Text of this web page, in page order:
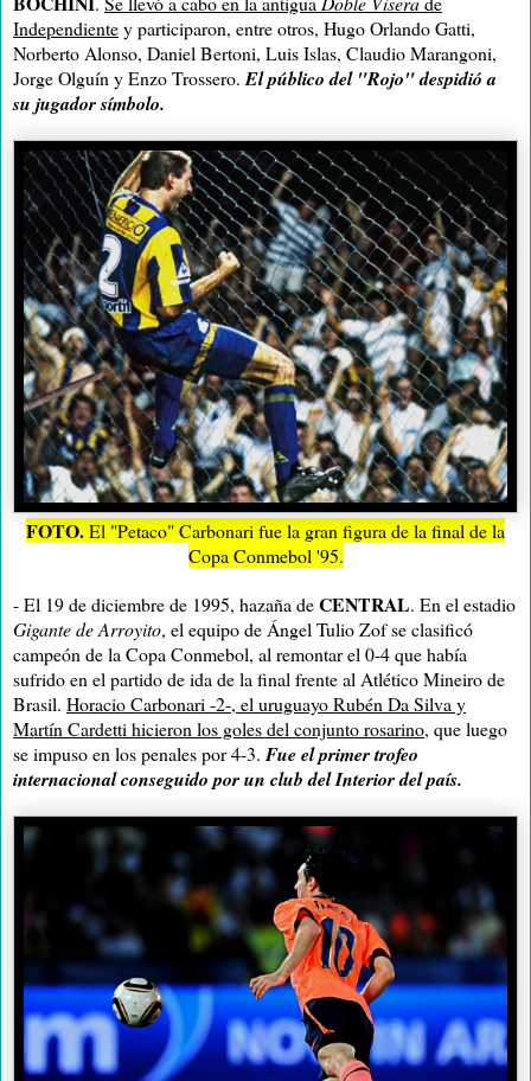
Independientey participaron, entre otros, Hugo Orlando Gatti,
Norberto Alonso, Daniel Bertoni, Luis Islas, Claudio Marangoni,
Jorge Olguín y Enzo Trossero.El público del "Rojo" despidió a
su jugador símbolo.
FOTO.El "Petaco" Carbonari fue la gran figura de la final de la
Copa Conmebol '95.
- El 19 de diciembre de 1995, hazaña deCENTRAL. En el estadio
Gigante de Arroyito, el equipo de Ángel Tulio Zof se clasificó
campeón de la Copa Conmebol, al remontarel 0-4 que había
sufrido en el partido de ida de la final frente al Atlético Mineiro de
Brasil. Horacio Carbonari -2-, el uruguayo Rubén Da Silva y
Martín Cardetti hicieron los goles del conjunto rosarino, que luego
se impuso en los penales por 4-3. Fue el primer trofeo
internacional conseguido por un club del Interior del país.